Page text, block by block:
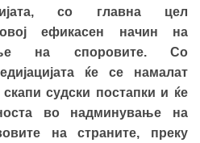
со главна цел
ефикасен начин на
на споровите. Со
ќе се намалат
судски постапки и ќе
во надминување на
на страните, преку